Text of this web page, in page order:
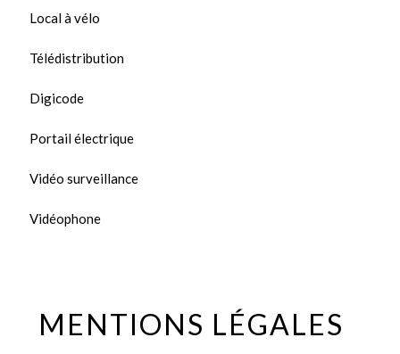
Local à vélo
Télédistribution
Digicode
Portail électrique
Vidéo surveillance
Vidéophone
MENTIONS LÉGALES